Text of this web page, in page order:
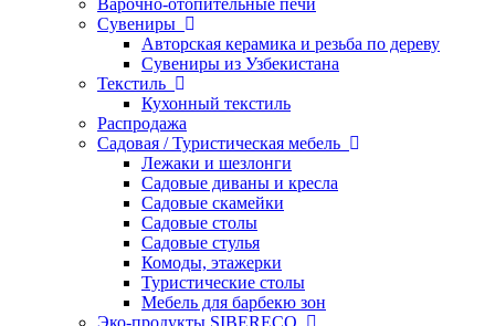
Варочно-отопительные печи
Сувениры
Авторская керамика и резьба по дереву
Сувениры из Узбекистана
Текстиль
Кухонный текстиль
Распродажа
Садовая / Туристическая мебель
Лежаки и шезлонги
Садовые диваны и кресла
Садовые скамейки
Садовые столы
Садовые стулья
Комоды, этажерки
Туристические столы
Мебель для барбекю зон
Эко-продукты SIBERECO